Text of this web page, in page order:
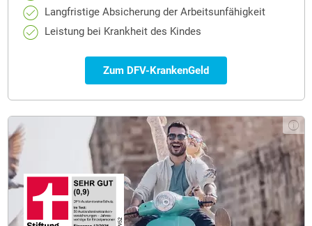
Langfristige Absicherung der Arbeitsunfähigkeit
Leistung bei Krankheit des Kindes
Zum DFV-KrankenGeld